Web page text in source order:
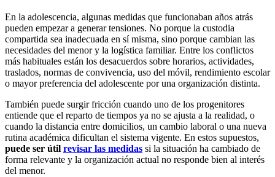
En la adolescencia, algunas medidas que funcionaban años atrás
pueden empezar a generar tensiones. No porque la custodia
compartida sea inadecuada en sí misma, sino porque cambian las
necesidades del menor y la logística familiar. Entre los conflictos
más habituales están los desacuerdos sobre horarios, actividades,
traslados, normas de convivencia, uso del móvil, rendimiento escolar
o mayor preferencia del adolescente por una organización distinta.
También puede surgir fricción cuando uno de los progenitores
entiende que el reparto de tiempos ya no se ajusta a la realidad, o
cuando la distancia entre domicilios, un cambio laboral o una nueva
rutina académica dificultan el sistema vigente. En estos supuestos,
puede ser útil revisar las medidas si la situación ha cambiado de
forma relevante y la organización actual no responde bien al interés
del menor.